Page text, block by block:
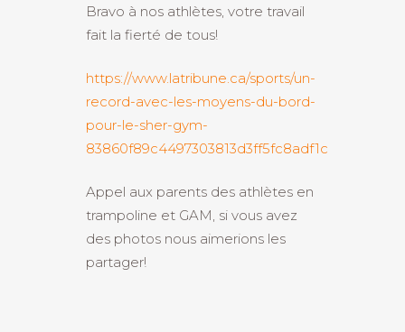
Bravo à nos athlètes, votre travail
fait la fierté de tous!
https://www.latribune.ca/sports/un-
record-avec-les-moyens-du-bord-
pour-le-sher-gym-
83860f89c4497303813d3ff5fc8adf1c
Appel aux parents des athlètes en
trampoline et GAM, si vous avez
des photos nous aimerions les
partager!